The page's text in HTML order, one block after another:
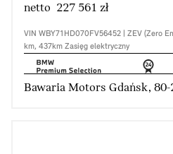
netto 227 561 zł
VIN WBY71HD070FV56452 | ZEV (Zero
km, 437km Zasięg elektryczny
Bawaria Motors Gdańsk, 80-